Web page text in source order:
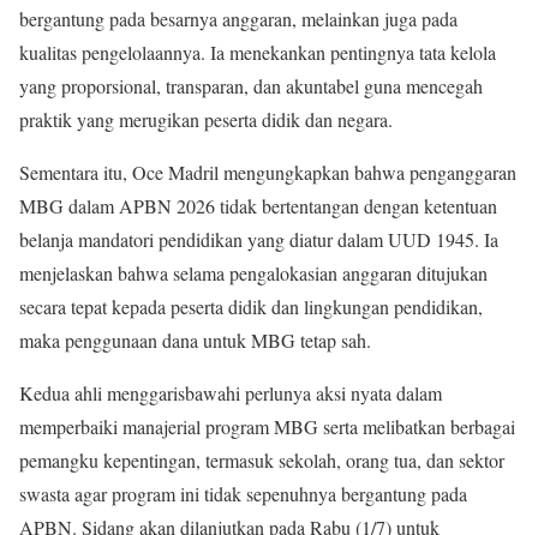
bergantung pada besarnya anggaran, melainkan juga pada
kualitas pengelolaannya. Ia menekankan pentingnya tata kelola
yang proporsional, transparan, dan akuntabel guna mencegah
praktik yang merugikan peserta didik dan negara.
Sementara itu, Oce Madril mengungkapkan bahwa penganggaran
MBG dalam APBN 2026 tidak bertentangan dengan ketentuan
belanja mandatori pendidikan yang diatur dalam UUD 1945. Ia
menjelaskan bahwa selama pengalokasian anggaran ditujukan
secara tepat kepada peserta didik dan lingkungan pendidikan,
maka penggunaan dana untuk MBG tetap sah.
Kedua ahli menggarisbawahi perlunya aksi nyata dalam
memperbaiki manajerial program MBG serta melibatkan berbagai
pemangku kepentingan, termasuk sekolah, orang tua, dan sektor
swasta agar program ini tidak sepenuhnya bergantung pada
APBN. Sidang akan dilanjutkan pada Rabu (1/7) untuk